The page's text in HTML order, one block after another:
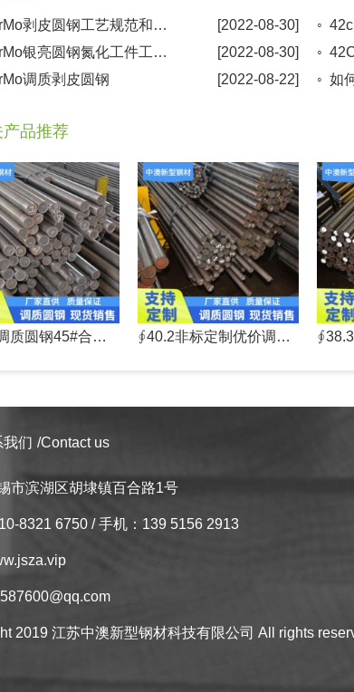
◦ 42CrMo剥皮圆钢工艺规范和操作要求 [2022-08-30]
◦ 42CrMo银亮圆钢氮化工件工艺路线
[2022-08-30]
调质剥皮圆钢
[2022-08-22] ◦ 如
产品推荐
∮60.3调质圆钢45#合金结构钢渗碳钢圆钢调质圆棒 ∮40.2非标定制优价调质圆钢45#
我们 /Contact us
市滨湖区胡埭镇百合路1号
8321 6750 / 手机：139 5156 2913
2019 江苏中澳新型钢材科技有限公司 All rights